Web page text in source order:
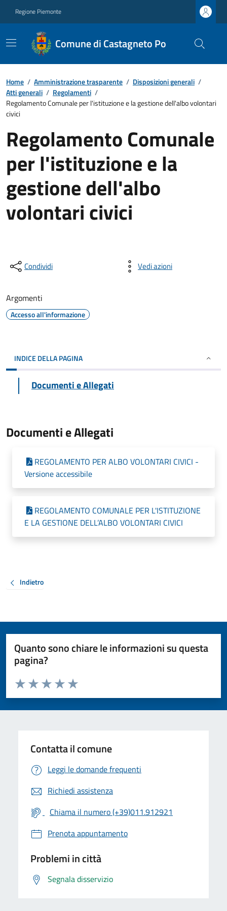
Regione Piemonte
Comune di Castagneto Po
Home / Amministrazione trasparente / Disposizioni generali /
Atti generali / Regolamenti /
Regolamento Comunale per l'istituzione e la gestione dell'albo volontari
civici
Regolamento Comunale
per l'istituzione e la
gestione dell'albo
volontari civici
Condividi Vedi azioni
Argomenti
Accesso all'informazione
INDICE DELLA PAGINA
Documenti e Allegati
Documenti e Allegati
REGOLAMENTO PER ALBO VOLONTARI CIVICI -
Versione accessibile
REGOLAMENTO COMUNALE PER L'ISTITUZIONE
E LA GESTIONE DELL’ALBO VOLONTARI CIVICI
Indietro
Quanto sono chiare le informazioni su questa
pagina?
Valuta da 1 a 5 stelle la pagina
Valuta 5 stelle su 5
Valuta 4 stelle su 5
Valuta 3 stelle su 5
Valuta 2 stelle su 5
Valuta 1 stelle su 5
Contatta il comune
Leggi le domande frequenti
Richiedi assistenza
Chiama il numero (+39)011.912921
Prenota appuntamento
Problemi in città
Segnala disservizio